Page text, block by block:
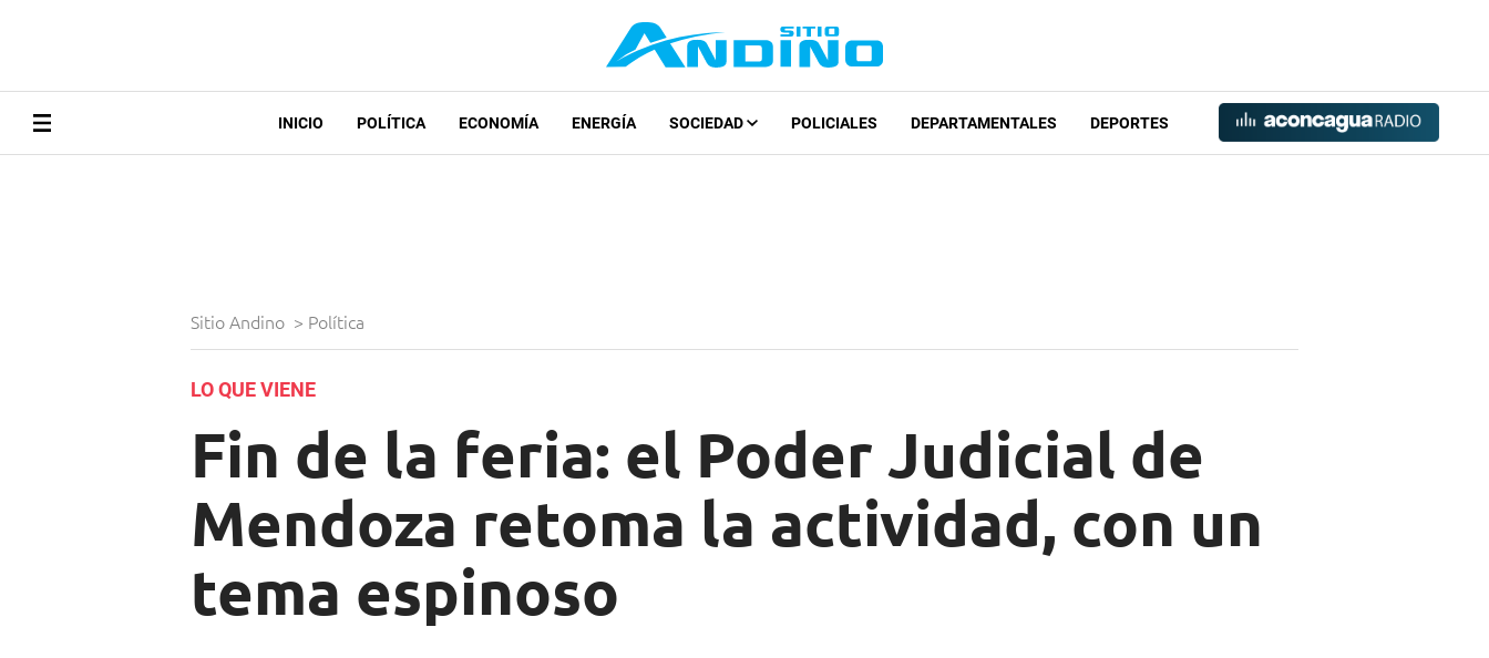
INICIO POLÍTICA ECONOMÍA ENERGÍA SOCIEDAD POLICIALES DEPARTAMENTALES DEPORTES
Sitio Andino > Política
LO QUE VIENE
Fin de la feria: el Poder Judicial de
Mendoza retoma la actividad, con un
tema espinoso